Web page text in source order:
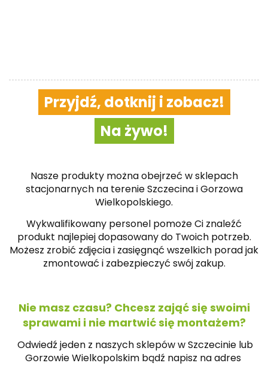
Przyjdź, dotknij i zobacz!
Na żywo!
Nasze produkty można obejrzeć w sklepach
stacjonarnych na terenie Szczecina i Gorzowa
Wielkopolskiego.
Wykwalifikowany personel pomoże Ci znaleźć
produkt najlepiej dopasowany do Twoich potrzeb.
Możesz zrobić zdjęcia i zasięgnąć wszelkich porad jak
zmontować i zabezpieczyć swój zakup.
Nie masz czasu? Chcesz zająć się swoimi
sprawami i nie martwić się montażem?
Odwiedź jeden z naszych sklepów w Szczecinie lub
Gorzowie Wielkopolskim bądź napisz naadres